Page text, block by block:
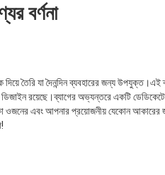
বর্ণনা
তৈরি যা দৈনন্দিন ব্যবহারের জন্য
রয়েছে।ব্যাগের অভ্যন্তরে একটি
ওজনের এবং আপনার প্রয়োজনীয় যেকোন আকারের